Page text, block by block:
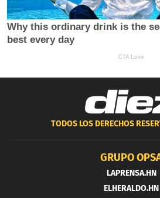
TODOS LOS DERECHOS
GRUPO
LAPRENSA.HN
ELHERALDO.HN